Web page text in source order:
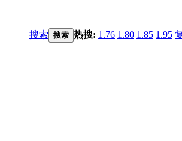
搜索 搜索 热搜: 1.76 1.80 1.85 1.95